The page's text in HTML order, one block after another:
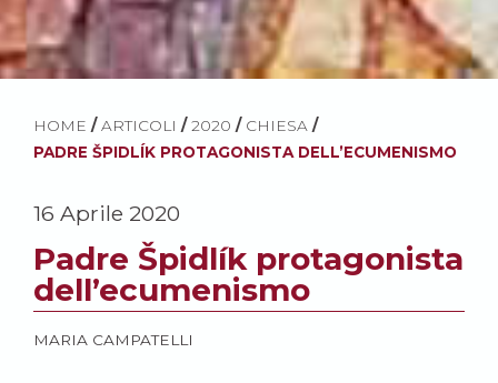
HOME / ARTICOLI / 2020 / CHIESA /
PADRE ŠPIDLÍK PROTAGONISTA DELL’ECUMENISMO
16 Aprile 2020
Padre Špidlík protagonista
dell’ecumenismo
MARIA CAMPATELLI